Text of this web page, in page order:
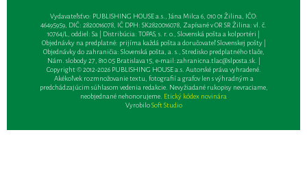
Vydavateľsťvo: PUBLISHING HOUSE a.s., Jána Milca 6, 010 01 Žilina, IČO:
46495959, DIČ: 2820016078, IČ DPH: SK2820016078, Zapísané v OR SR Žilina: vl. č.
10764/L, oddiel: Sa | Distribúcia: TOPAS, s. r. o., Slovenská pošta a kolportéri |
Objednávky na predplatné: prijíma každá pošta a doručovateľ Slovenskej pošty |
Objednávky do zahraničia: Slovenská pošta, a. s., Stredisko predplatného tlače,
Nám. slobody 27, 810 05 Bratislava 15, e-mail:zahranicna.tlac@slposta.sk. |
Copyright © 2012-2026 PUBLISHING HOUSE a.s. Autorské práva vyhradené.
Akékoľvek rozmnožovanie textu, fotografií a grafov len s výhradným a
predchádzajúcim súhlasom vedenia redakcie. Nevyžiadané rukopisy nevraciame,
neobjednané nehonorujeme. Etický kódex novinára
VyrobiloSoft Studio